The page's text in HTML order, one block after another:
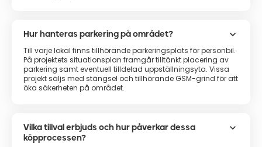
Hur hanteras parkering på området? keyboard_arrow_down
Till varje lokal finns tillhörande parkeringsplats för personbil.
På projektets situationsplan framgår tilltänkt placering av
parkering samt eventuell tilldelad uppställningsyta. Vissa
projekt säljs med stängsel och tillhörande GSM-grind för att
öka säkerheten på området.
Vilka tillval erbjuds och hur påverkar dessa
köpprocessen?
keyboard_arrow_down